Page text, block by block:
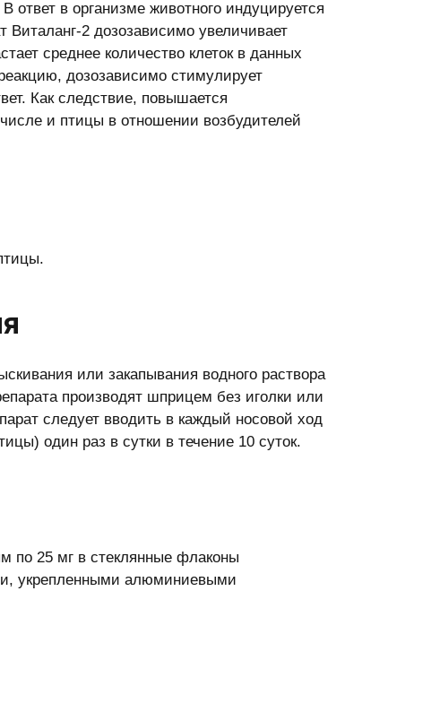
в организме животного индуцируется
Виталанг-2 дозозависимо увеличивает
среднее количество клеток в данных
дозозависимо стимулирует
Как следствие, повышается
и птицы в отношении возбудителей
или закапывания водного раствора
производят шприцем без иголки или
следует вводить в каждый носовой ход
один раз в сутки в течение 10 суток.
по 25 мг в стеклянные флаконы
укрепленными алюминиевыми